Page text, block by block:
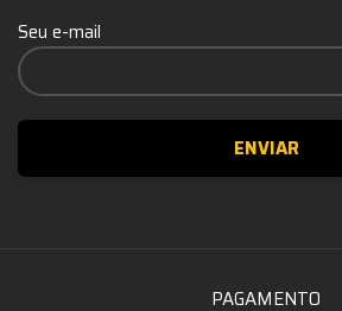
Seu e-mail
PAGAMENTO